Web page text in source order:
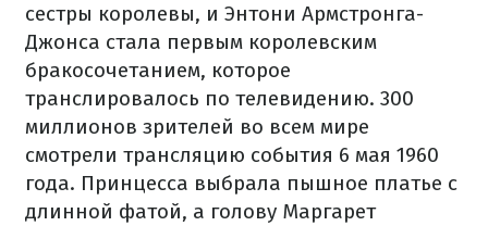
сестры королевы, и Энтони Армстронга-
Джонса стала первым королевским
бракосочетанием, которое
транслировалось по телевидению. 300
миллионов зрителей во всем мире
смотрели трансляцию события 6 мая 1960
года. Принцесса выбрала пышное платье с
длинной фатой, а голову Маргарет